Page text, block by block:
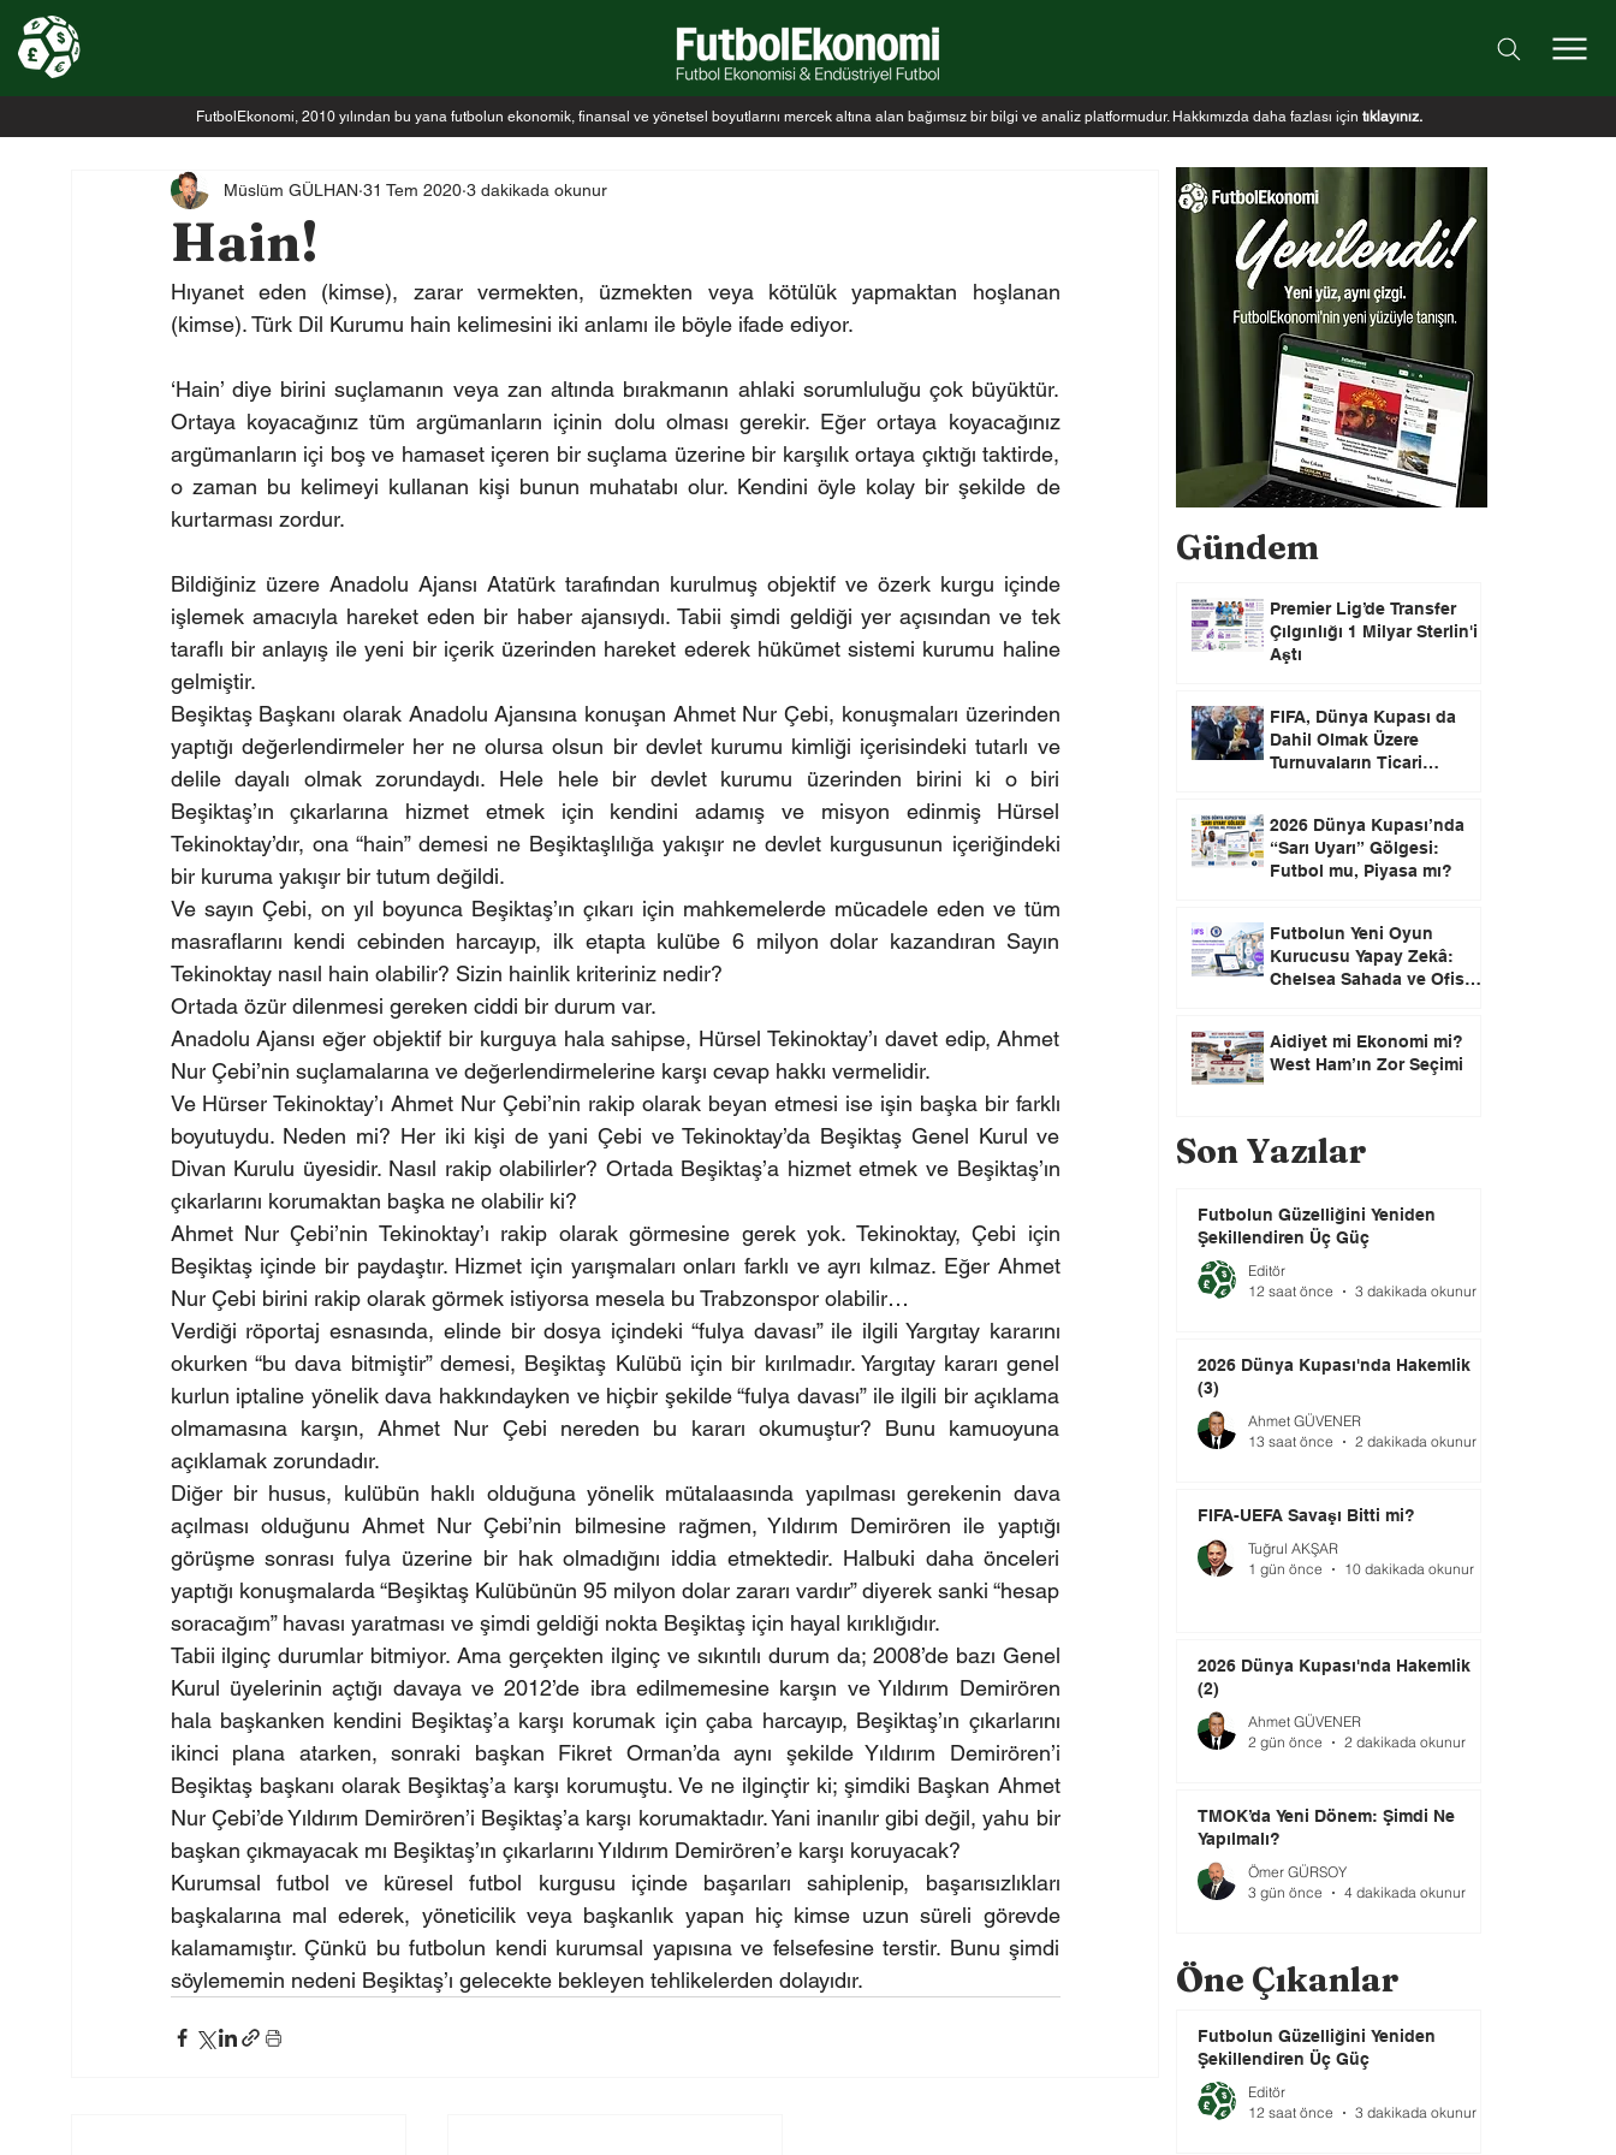
FutbolEkonomi, 2010 yılından bu yana futbolun ekonomik, finansal ve yönetsel boyutlarını mercek altına alan bağımsız bir bilgi ve analiz platformudur. Hakkımızda daha fazlası için tıklayınız.
Hain!
Müslüm GÜLHAN 31 Tem 2020 3 dakikada okunur
Hıyanet eden (kimse), zarar vermekten, üzmekten veya kötülük yapmaktan hoşlanan
(kimse). Türk Dil Kurumu hain kelimesini iki anlamı ile böyle ifade ediyor.
‘Hain’ diye birini suçlamanın veya zan altında bırakmanın ahlaki sorumluluğu çok büyüktür.
Ortaya koyacağınız tüm argümanların içinin dolu olması gerekir. Eğer ortaya koyacağınız
argümanların içi boş ve hamaset içeren bir suçlama üzerine bir karşılık ortaya çıktığı taktirde,
o zaman bu kelimeyi kullanan kişi bunun muhatabı olur. Kendini öyle kolay bir şekilde de
kurtarması zordur.
Bildiğiniz üzere Anadolu Ajansı Atatürk tarafından kurulmuş objektif ve özerk kurgu içinde
işlemek amacıyla hareket eden bir haber ajansıydı. Tabii şimdi geldiği yer açısından ve tek
taraflı bir anlayış ile yeni bir içerik üzerinden hareket ederek hükümet sistemi kurumu haline
gelmiştir.
Beşiktaş Başkanı olarak Anadolu Ajansına konuşan Ahmet Nur Çebi, konuşmaları üzerinden
yaptığı değerlendirmeler her ne olursa olsun bir devlet kurumu kimliği içerisindeki tutarlı ve
delile dayalı olmak zorundaydı. Hele hele bir devlet kurumu üzerinden birini ki o biri
Beşiktaş’ın çıkarlarına hizmet etmek için kendini adamış ve misyon edinmiş Hürsel
Tekinoktay’dır, ona “hain” demesi ne Beşiktaşlılığa yakışır ne devlet kurgusunun içeriğindeki
bir kuruma yakışır bir tutum değildi.
Ve sayın Çebi, on yıl boyunca Beşiktaş’ın çıkarı için mahkemelerde mücadele eden ve tüm
masraflarını kendi cebinden harcayıp, ilk etapta kulübe 6 milyon dolar kazandıran Sayın
Tekinoktay nasıl hain olabilir? Sizin hainlik kriteriniz nedir?
Ortada özür dilenmesi gereken ciddi bir durum var.
Anadolu Ajansı eğer objektif bir kurguya hala sahipse, Hürsel Tekinoktay’ı davet edip, Ahmet
Nur Çebi’nin suçlamalarına ve değerlendirmelerine karşı cevap hakkı vermelidir.
Ve Hürser Tekinoktay’ı Ahmet Nur Çebi’nin rakip olarak beyan etmesi ise işin başka bir farklı
boyutuydu. Neden mi? Her iki kişi de yani Çebi ve Tekinoktay’da Beşiktaş Genel Kurul ve
Divan Kurulu üyesidir. Nasıl rakip olabilirler? Ortada Beşiktaş’a hizmet etmek ve Beşiktaş’ın
çıkarlarını korumaktan başka ne olabilir ki?
Ahmet Nur Çebi’nin Tekinoktay’ı rakip olarak görmesine gerek yok. Tekinoktay, Çebi için
Beşiktaş içinde bir paydaştır. Hizmet için yarışmaları onları farklı ve ayrı kılmaz. Eğer Ahmet
Nur Çebi birini rakip olarak görmek istiyorsa mesela bu Trabzonspor olabilir…
Verdiği röportaj esnasında, elinde bir dosya içindeki “fulya davası” ile ilgili Yargıtay kararını
okurken “bu dava bitmiştir” demesi, Beşiktaş Kulübü için bir kırılmadır. Yargıtay kararı genel
kurlun iptaline yönelik dava hakkındayken ve hiçbir şekilde “fulya davası” ile ilgili bir açıklama
olmamasına karşın, Ahmet Nur Çebi nereden bu kararı okumuştur? Bunu kamuoyuna
açıklamak zorundadır.
Diğer bir husus, kulübün haklı olduğuna yönelik mütalaasında yapılması gerekenin dava
açılması olduğunu Ahmet Nur Çebi’nin bilmesine rağmen, Yıldırım Demirören ile yaptığı
görüşme sonrası fulya üzerine bir hak olmadığını iddia etmektedir. Halbuki daha önceleri
yaptığı konuşmalarda “Beşiktaş Kulübünün 95 milyon dolar zararı vardır” diyerek sanki “hesap
soracağım” havası yaratması ve şimdi geldiği nokta Beşiktaş için hayal kırıklığıdır.
Tabii ilginç durumlar bitmiyor. Ama gerçekten ilginç ve sıkıntılı durum da; 2008’de bazı Genel
Kurul üyelerinin açtığı davaya ve 2012’de ibra edilmemesine karşın ve Yıldırım Demirören
hala başkanken kendini Beşiktaş’a karşı korumak için çaba harcayıp, Beşiktaş’ın çıkarlarını
ikinci plana atarken, sonraki başkan Fikret Orman’da aynı şekilde Yıldırım Demirören’i
Beşiktaş başkanı olarak Beşiktaş’a karşı korumuştu. Ve ne ilginçtir ki; şimdiki Başkan Ahmet
Nur Çebi’de Yıldırım Demirören’i Beşiktaş’a karşı korumaktadır. Yani inanılır gibi değil, yahu bir
başkan çıkmayacak mı Beşiktaş’ın çıkarlarını Yıldırım Demirören’e karşı koruyacak?
Kurumsal futbol ve küresel futbol kurgusu içinde başarıları sahiplenip, başarısızlıkları
başkalarına mal ederek, yöneticilik veya başkanlık yapan hiç kimse uzun süreli görevde
kalamamıştır. Çünkü bu futbolun kendi kurumsal yapısına ve felsefesine terstir. Bunu şimdi
söylememin nedeni Beşiktaş’ı gelecekte bekleyen tehlikelerden dolayıdır.
Gündem
Premier Lig’de Transfer
Çılgınlığı 1 Milyar Sterlin'i
Aştı
FIFA, Dünya Kupası da
Dahil Olmak Üzere
Turnuvaların Ticari
2026 Dünya Kupası’nda
“Sarı Uyarı” Gölgesi:
Futbol mu, Piyasa mı?
Futbolun Yeni Oyun
Kurucusu Yapay Zekâ:
Chelsea Sahada ve Ofiste
Aidiyet mi Ekonomi mi?
West Ham’ın Zor Seçimi
Son Yazılar
Futbolun Güzelliğini Yeniden
Şekillendiren Üç Güç
Editör
12 saat önce
3 dakikada okunur
2026 Dünya Kupası'nda Hakemlik
(3)
Ahmet GÜVENER
13 saat önce
2 dakikada okunur
FIFA-UEFA Savaşı Bitti mi?
Tuğrul AKŞAR
1 gün önce
10 dakikada okunur
2026 Dünya Kupası'nda Hakemlik
(2)
Ahmet GÜVENER
2 gün önce
2 dakikada okunur
TMOK’da Yeni Dönem: Şimdi Ne
Yapılmalı?
Ömer GÜRSOY
3 gün önce
4 dakikada okunur
Öne Çıkanlar
Futbolun Güzelliğini Yeniden
Şekillendiren Üç Güç
Editör
12 saat önce
3 dakikada okunur